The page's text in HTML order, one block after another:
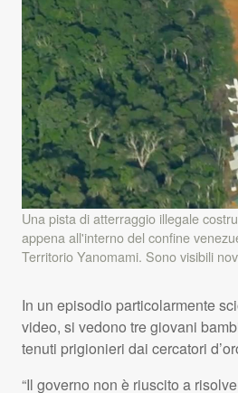
Una pista di atterraggio illegale
appena all'interno del confine
Territorio Yanomami. Sono visibili
In un episodio particolarmente
video, si vedono tre giovani
tenuti prigionieri dai cercatori
“Il governo non è riuscito a